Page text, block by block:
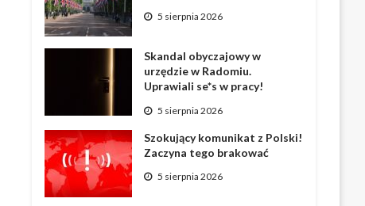
5 sierpnia 2026
Skandal obyczajowy w
urzędzie w Radomiu.
Uprawiali se*s w pracy!
5 sierpnia 2026
Szokujący komunikat z Polski!
Zaczyna tego brakować
5 sierpnia 2026